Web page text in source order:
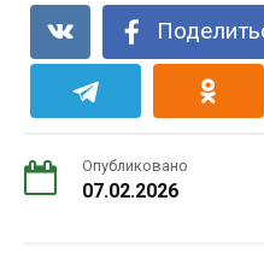
Опубликовано
07.02.2026